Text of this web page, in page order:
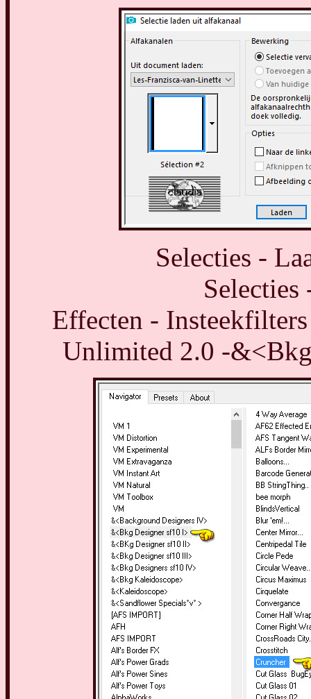
Selecties -
Selecties
Effecten -
Unlimited 2.0 -